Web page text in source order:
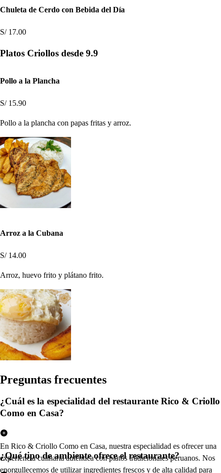
Chuleta de Cerdo con Bebida del Día
S/ 17.00
Platos Criollos desde 9.9
Pollo a la Plancha
S/ 15.90
Pollo a la plancha con papas fritas y arroz.
Arroz a la Cubana
S/ 14.00
Arroz, huevo frito y plátano frito.
Preguntas frecuentes
¿Cuál es la especialidad del restaurante Rico & Criollo
Como en Casa?
En Rico & Criollo Como en Casa, nuestra especialidad es ofrecer una
experiencia culinaria auténtica con platos tradicionales peruanos. Nos
enorgullecemos de utilizar ingredientes frescos y de alta calidad para
¿Qué tipo de ambiente ofrece el restaurante?